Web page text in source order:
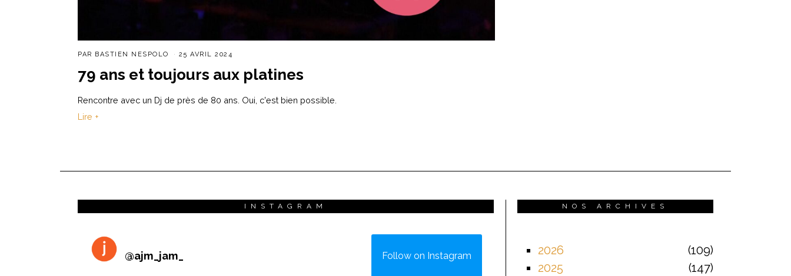
PAR BASTIEN NESPOLO 25 AVRIL 2024
79 ans et toujours aux platines
Rencontre avec un Dj de près de 80 ans. Oui, c'est bien possible.
Lire +
INSTAGRAM
@ajm_jam_ Follow on Instagram
NOS ARCHIVES
2026
109
2025
147